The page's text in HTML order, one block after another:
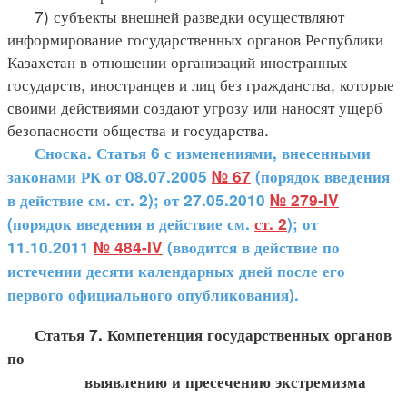
7) субъекты внешней разведки осуществляют
информирование государственных органов Республики
Казахстан в отношении организаций иностранных
государств, иностранцев и лиц без гражданства, которые
своими действиями создают угрозу или наносят ущерб
безопасности общества и государства.
Сноска. Статья 6 с изменениями, внесенными
законами РК от 08.07.2005 № 67 (порядок введения
в действие см. ст. 2); от 27.05.2010 № 279-IV
(порядок введения в действие см. ст. 2); от
11.10.2011 № 484-IV (вводится в действие по
истечении десяти календарных дней после его
первого официального опубликования).
Статья 7. Компетенция государственных органов
по
выявлению и пресечению экстремизма